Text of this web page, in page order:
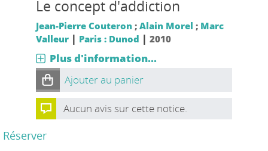
Le concept d'addiction
Jean-Pierre Couteron ; Alain Morel ; Marc
Valleur | Paris : Dunod | 2010
Plus d'information...
Ajouter au panier
Aucun avis sur cette notice.
Réserver